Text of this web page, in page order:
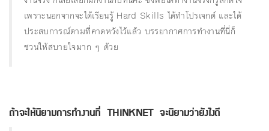
เพราะนอกจากจะได้เรียนรู้ Hard Skills ได้ทำโปรเจกต์ และได้
ประสบการณ์ตามที่คาดหวังไว้แล้ว บรรยากาศการทำงานที่นี่ก็
ชวนให้สบายใจมาก ๆ ด้วย
ถ้าจะให้นิยามการทํางานที่ THiNKNET จะนิยามว่ายังไงดี